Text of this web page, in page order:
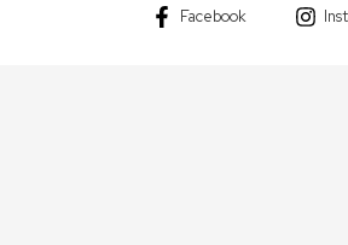
Facebook